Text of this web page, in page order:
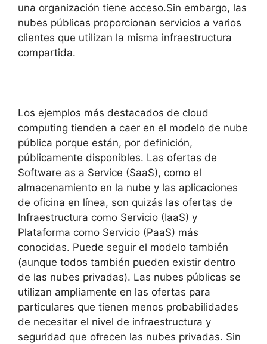
una organización tiene acceso.Sin embargo, las
nubes públicas proporcionan servicios a varios
clientes que utilizan la misma infraestructura
compartida.
Los ejemplos más destacados de cloud
computing tienden a caer en el modelo de nube
pública porque están, por definición,
públicamente disponibles. Las ofertas de
Software as a Service (SaaS), como el
almacenamiento en la nube y las aplicaciones
de oficina en línea, son quizás las ofertas de
Infraestructura como Servicio (IaaS) y
Plataforma como Servicio (PaaS) más
conocidas. Puede seguir el modelo también
(aunque todos también pueden existir dentro
de las nubes privadas). Las nubes públicas se
utilizan ampliamente en las ofertas para
particulares que tienen menos probabilidades
de necesitar el nivel de infraestructura y
seguridad que ofrecen las nubes privadas. Sin